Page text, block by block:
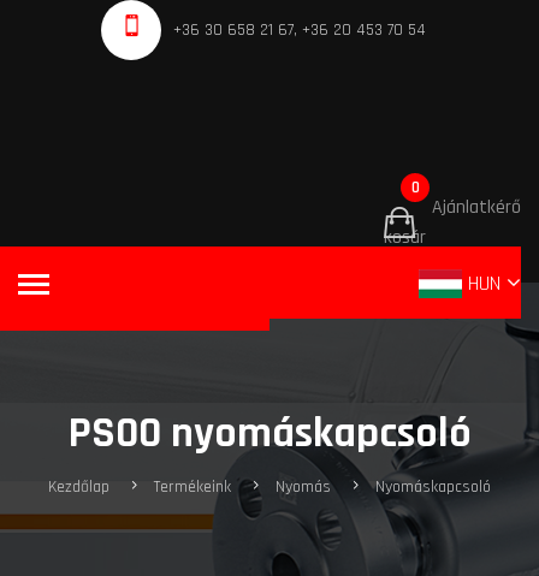
+36 30 658 21 67, +36 20 453 70 54
Ajánlatkérő
kosár
0
HUN
PS00 nyomáskapcsoló
Kezdőlap Termékeink Nyomás Nyomáskapcsoló